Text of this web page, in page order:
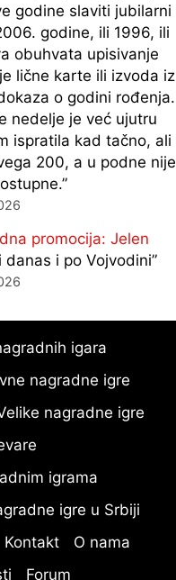
godine slaviti jubilarni
godine, ili 1996, ili
obuhvata upisivanje
lične karte ili izvoda iz
o godini rođenja.
nedelje je već ujutru
ispratila kad tačno, ali
200, a u podne nije
”
promocija: Jelen
danas i po Vojvodini”
igara
nagradne igre
nagradne igre
igrama
igre u Srbiji
Kontakt
O nama
Forum